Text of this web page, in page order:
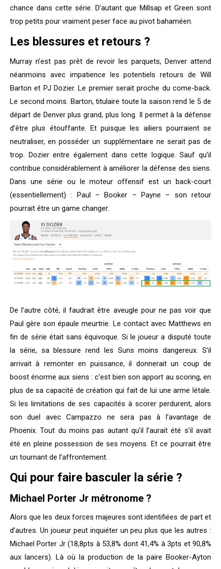
chance dans cette série. D’autant que Millsap et Green sont
trop petits pour vraiment peser face au pivot bahaméen.
Les blessures et retours ?
Murray n’est pas prêt de revoir les parquets, Denver attend
néanmoins avec impatience les potentiels retours de Will
Barton et PJ Dozier. Le premier serait proche du come-back.
Le second moins. Barton, titulaire toute la saison rend le 5 de
départ de Denver plus grand, plus long. Il permet à la défense
d’être plus étouffante. Et puisque les ailiers pourraient se
neutraliser, en posséder un supplémentaire ne serait pas de
trop. Dozier entre également dans cette logique. Sauf qu’il
contribue considérablement à améliorer la défense des siens.
Dans une série ou le moteur offensif est un back-court
(essentiellement) : Paul – Booker – Payne – son retour
pourrait être un game changer.
De l’autre côté, il faudrait être aveugle pour ne pas voir que
Paul gère son épaule meurtrie. Le contact avec Matthews en
fin de série était sans équivoque. Si le joueur a disputé toute
la série, sa blessure rend les Suns moins dangereux. S’il
arrivait à remonter en puissance, il donnerait un coup de
boost énorme aux siens : c’est bien son apport au scoring, en
plus de sa capacité de création qui fait de lui une arme létale.
Si les limitations de ses capacités à scorer perdurent, alors
son duel avec Campazzo ne sera pas à l’avantage de
Phoenix. Tout du moins pas autant qu’il l’aurait été s’il avait
été en pleine possession de ses moyens. Et ce pourrait être
un tournant de l’affrontement.
Qui pour faire basculer la série ?
Michael Porter Jr métronome ?
Alors que les deux forces majeures sont identifiées de part et
d’autres. Un joueur peut inquiéter un peu plus que les autres :
Michael Porter Jr (18,8pts à 53,8% dont 41,4% à 3pts et 90,8%
aux lancers). Là où la production de la paire Booker-Ayton